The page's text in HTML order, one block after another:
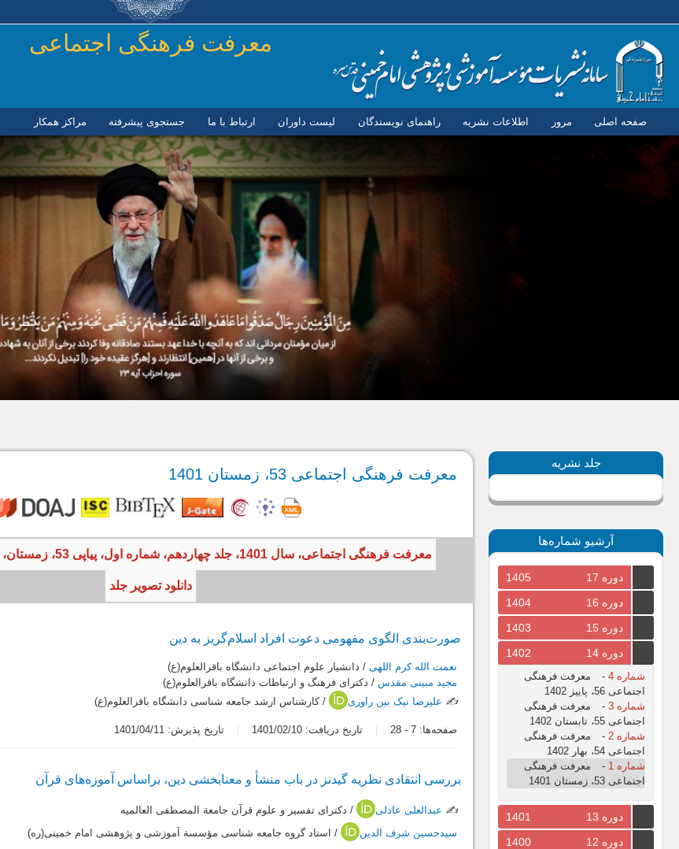
رفتن به محتوای اصلی
معرفت فرهنگی اجتماعی
صفحه اصلی مرور اطلاعات نشریه راهنمای نویسندگان لیست داوران ارتباط با ما جستجوی پیشرفته مراكز همكار
جلد نشریه
آرشیو شماره‌ها
دوره 17
1405
دوره 16
1404
دوره 15
1403
دوره 14
1402
شماره 4 -
معرفت فرهنگی
اجتماعی 56، پاییز 1402
شماره 3
-
معرفت فرهنگی
اجتماعی 55، تابستان 1402
شماره 2
-
معرفت فرهنگی
اجتماعی 54، بهار 1402
شماره 1
-
معرفت فرهنگی
اجتماعی 53، زمستان 1401
دوره 13
1401
دوره 12
1400
معرفت فرهنگی اجتماعی 53، زمستان 1401
معرفت فرهنگی اجتماعی، سال 1401، جلد چهاردهم، شماره اول، پیاپی 53، زمستان، 124 صفحه
دانلود تصویر جلد
صورت‌بندی الگوی مفهومی دعوت افراد اسلام‌گریز به دین
نعمت الله کرم اللهی/ دانشیار علوم اجتماعی دانشگاه باقرالعلوم(ع)
مجید مبینی مقدس / دکترای فرهنگ و ارتباطات دانشگاه باقرالعلوم(ع)
✍️ علیرضا نیک بین راوری / کارشناس ارشد جامعه شناسی دانشگاه باقرالعلوم(ع)
صفحه‌ها: 7
-
28 تاریخ دریافت: 1401/02/10 تاریخ پذیرش: 1401/04/11
بررسی انتقادی نظریه گیدنز در باب منشأ و معنابخشی دین، براساس آموزه‌های قرآن
✍️ عبدالعلی عادلی
/ دکترای تفسیر و علوم قرآن جامعة المصطفی العالمیه
سیدحسین شرف الدین
/ استاد گروه جامعه شناسی مؤسسة آموزشی و پژوهشی امام خمینی(ره)